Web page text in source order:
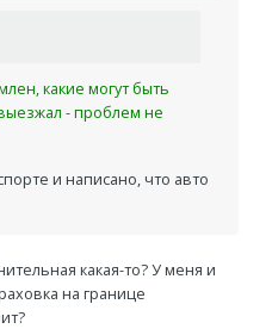
какие могут быть
- проблем не
и написано, что авто
какая-то? У меня и
на границе